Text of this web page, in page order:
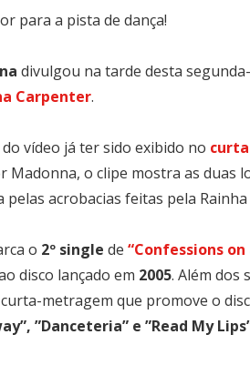
para a pista de dança!
divulgou na tarde desta
Carpenter.
vídeo já ter sido exibido no
Madonna, o clipe mostra as duas
acrobacias feitas pela
o 2º single de “Confessions on
disco lançado em 2005. Além dos
metragem que promove o
”Danceteria” e ”Read My